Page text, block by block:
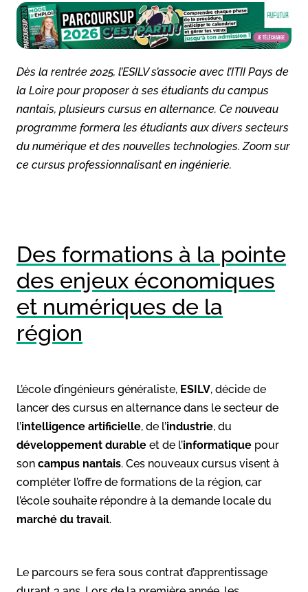
Dès la rentrée 2025, l’ESILV s’associe avec l’ITII Pays de
la Loire pour proposer à ses étudiants du campus
nantais, plusieurs cursus en alternance. Ce nouveau
programme formera les étudiants aux divers secteurs
du numérique et des nouvelles technologies. Zoom sur
ce cursus professionnalisant en ingénierie.
Des formations à la pointe
des enjeux économiques
et numériques de la
région
L’école d’ingénieurs généraliste, ESILV, décide de
lancer des cursus en alternance dans le secteur de
l’intelligence artificielle, de l’industrie, du
développement durable et de l’informatique pour
son campus nantais. Ces nouveaux cursus visent à
compléter l’offre de formations de la région, car
l’école souhaite répondre à la demande locale du
marché du travail.
Le parcours se fera sous contrat d’apprentissage